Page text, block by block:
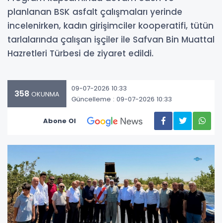
planlanan BSK asfalt çalışmaları yerinde
incelenirken, kadın girişimciler kooperatifi, tütün
tarlalarında çalışan işçiler ile Safvan Bin Muattal
Hazretleri Türbesi de ziyaret edildi.
358 OKUNMA
09-07-2026 10:33
Güncelleme : 09-07-2026 10:33
Abone Ol